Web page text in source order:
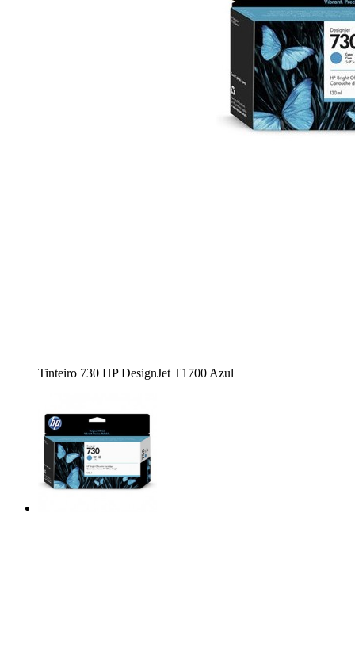
Tinteiro 730 HP DesignJet T1700 Azul